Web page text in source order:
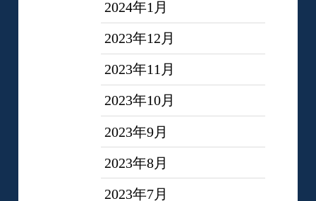
2024年1月
2023年12月
2023年11月
2023年10月
2023年9月
2023年8月
2023年7月